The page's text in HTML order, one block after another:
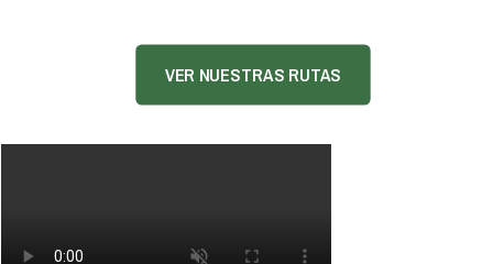
VER NUESTRAS RUTAS